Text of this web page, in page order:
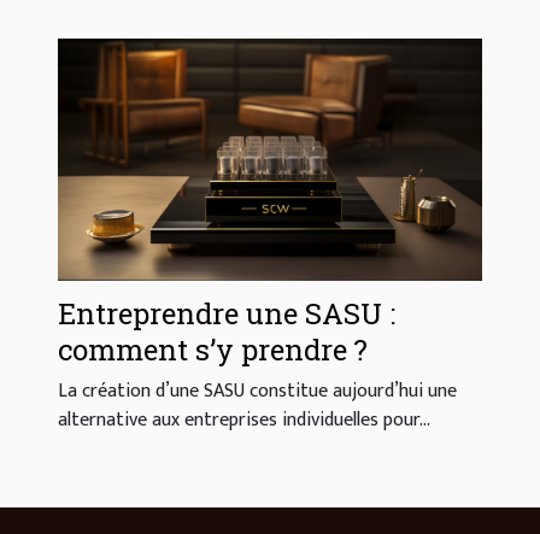
Entreprendre une SASU :
comment s’y prendre ?
La création d’une SASU constitue aujourd’hui une
alternative aux entreprises individuelles pour...